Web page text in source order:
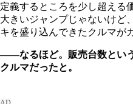
定義するところを少し超える
大きいジャンプじゃないけど
キを盛り込んできたクルマが
――なるほど。販売台数とい
クルマだったと。